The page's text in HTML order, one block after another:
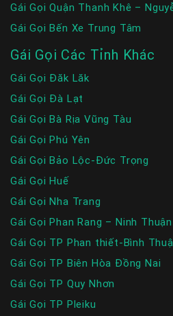
Gái Gọi Quận Thanh Khê –
Gái Gọi Bến Xe Trung Tâm
Gái Gọi Các Tỉnh Khác
Gái Gọi Đăk Lăk
Gái Gọi Đà Lạt
Gái Gọi Bà Rịa Vũng Tàu
Gái Gọi Phú Yên
Gái Gọi Bảo Lộc-Đức Trọng
Gái Gọi Huế
Gái Gọi Nha Trang
Gái Gọi Phan Rang – Ninh Thuận
Gái Gọi TP Phan thiết-Bình
Gái Gọi TP Biên Hòa Đồng Nai
Gái Gọi TP Quy Nhơn
Gái Gọi TP Pleiku